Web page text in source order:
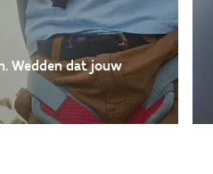
Wedden dat jouw